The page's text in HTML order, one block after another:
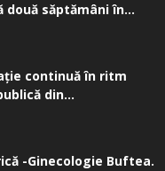
două săptămâni în...
continuă în ritm
din...
-Ginecologie Buftea.